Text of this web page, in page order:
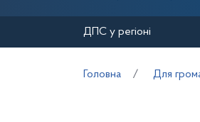
ДПС у регіоні
Головна Для